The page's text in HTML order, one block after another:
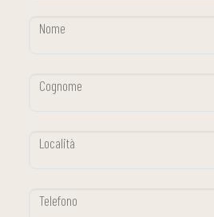
Nome
Cognome
Località
Telefono